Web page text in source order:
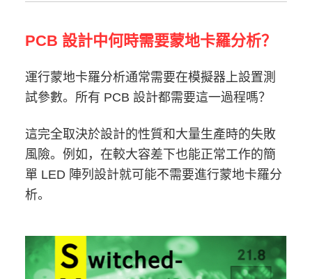
PCB 設計中何時需要蒙地卡羅分析？
運行蒙地卡羅分析通常需要在模擬器上設置測
試參數。所有 PCB 設計都需要這一過程嗎？
這完全取決於設計的性質和大量生產時的失敗
風險。例如，在較大容差下也能正常工作的簡
單 LED 陣列設計就可能不需要進行蒙地卡羅分
析。